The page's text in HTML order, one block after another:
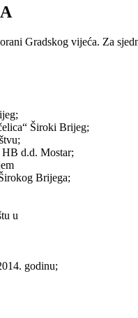
Gradskog vijeća. Za
Široki Brijeg;
d.d. Mostar;
Brijega;
u
godinu;